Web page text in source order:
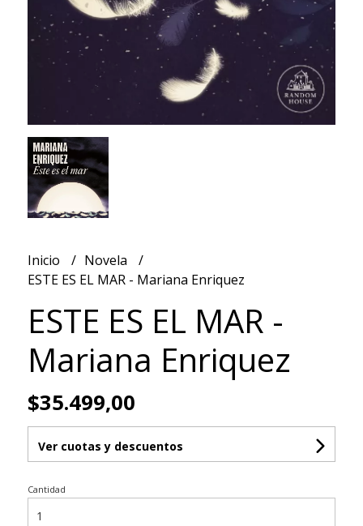
Inicio
Novela
ESTE ES EL MAR - Mariana Enriquez
ESTE ES EL MAR -
Mariana Enriquez
$35.499,00
Ver cuotas y descuentos
Cantidad